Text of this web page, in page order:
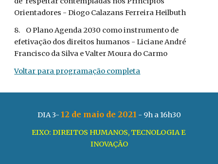
Orientadores - Diogo Calazans Ferreira Heilbuth
8.
O Plano Agenda 2030 como instrumento de
efetivação dos direitos humanos - Liciane André
Francisco da Silva e Valter Moura do Carmo
Voltar para programação completa
DIA 3- 12 de maio de 2021 - 9h a 16h30
EIXO: DIREITOS HUMANOS, TECNOLOGIA E
INOVAÇÃO